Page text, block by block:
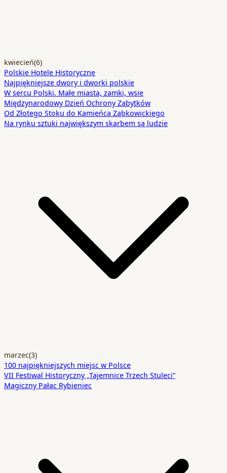
kwiecień(6)
Polskie Hotele Historyczne
Najpiękniejsze dwory i dworki polskie
W sercu Polski. Małe miasta, zamki, wsie
Międzynarodowy Dzień Ochrony Zabytków
Od Złotego Stoku do Kamieńca Ząbkowickiego
Na rynku sztuki największym skarbem są ludzie
marzec(3)
100 najpiękniejszych miejsc w Polsce
VII Festiwal Historyczny „Tajemnice Trzech Stuleci”
Magiczny Pałac Rybieniec